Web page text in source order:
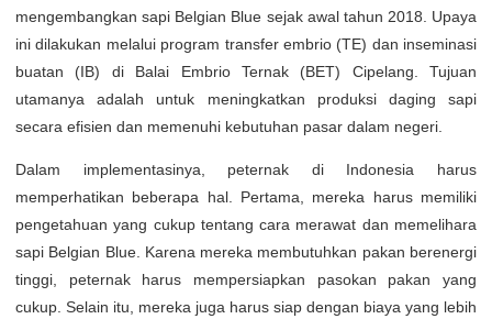
mengembangkan sapi Belgian Blue sejak awal tahun 2018. Upaya
ini dilakukan melalui program transfer embrio (TE) dan inseminasi
buatan (IB) di Balai Embrio Ternak (BET) Cipelang. Tujuan
utamanya adalah untuk meningkatkan produksi daging sapi
secara efisien dan memenuhi kebutuhan pasar dalam negeri.
Dalam implementasinya, peternak di Indonesia harus
memperhatikan beberapa hal. Pertama, mereka harus memiliki
pengetahuan yang cukup tentang cara merawat dan memelihara
sapi Belgian Blue. Karena mereka membutuhkan pakan berenergi
tinggi, peternak harus mempersiapkan pasokan pakan yang
cukup. Selain itu, mereka juga harus siap dengan biaya yang lebih